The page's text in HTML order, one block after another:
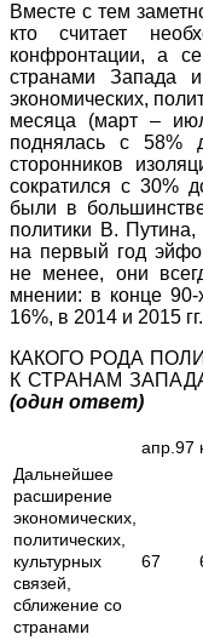
Вместе с тем
кто считает
конфронтации, а
странами Запада
экономических,
месяца (март –
поднялась с 58%
сторонников
сократился с 30%
были в
политики В. Путина,
на первый год
не менее, они
мнении: в конце
16%, в 2014 и 2015
КАКОГО РОДА
К СТРАНАМ
(один ответ)
апр.97
Дальнейшее
расширение
экономических,
политических,
культурных
связей,
сближение со
странами
67